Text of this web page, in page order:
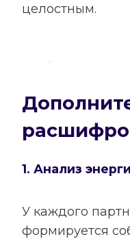
целостным.
1. Анализ
У каждого
формируется